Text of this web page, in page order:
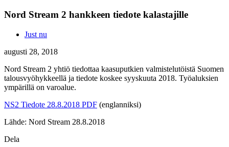
Nord Stream 2 hankkeen tiedote kalastajille
Just nu
augusti 28, 2018
Nord Stream 2 yhtiö tiedottaa kaasuputkien valmistelutöistä Suomen
talousvyöhykkeellä ja tiedote koskee syyskuuta 2018. Työaluksien
ympärillä on varoalue.
NS2 Tiedote 28.8.2018 PDF (englanniksi)
Lähde: Nord Stream 28.8.2018
Dela